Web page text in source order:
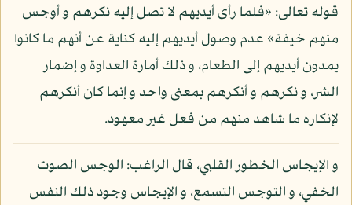
قوله تعالى: «فلما رأى أيديهم لا تصل إليه نكرهم و أوجس
منهم خيفة» عدم وصول أيديهم إليه كناية عن أنهم ما كانوا
يمدون أيديهم إلى الطعام، و ذلك أمارة العداوة و إضمار
الشر، و نكرهم و أنكرهم بمعنى واحد و إنما كان أنكرهم
لإنكاره ما شاهد منهم من فعل غير معهود.
و الإيجاس الخطور القلبي، قال الراغب: الوجس الصوت
الخفي، و التوجس التسمع، و الإيجاس وجود ذلك النفس